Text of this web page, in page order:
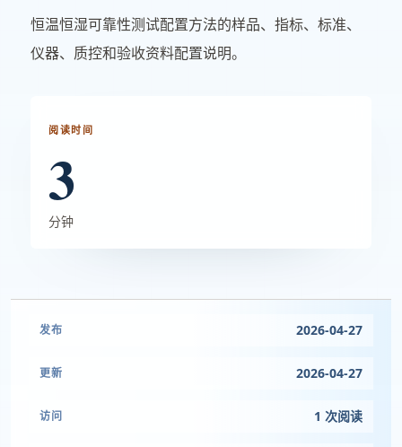
恒温恒湿可靠性测试配置方法的样品、指标、标准、
仪器、质控和验收资料配置说明。
阅读时间
3
分钟
发布 2026-04-27
更新 2026-04-27
访问 1 次阅读